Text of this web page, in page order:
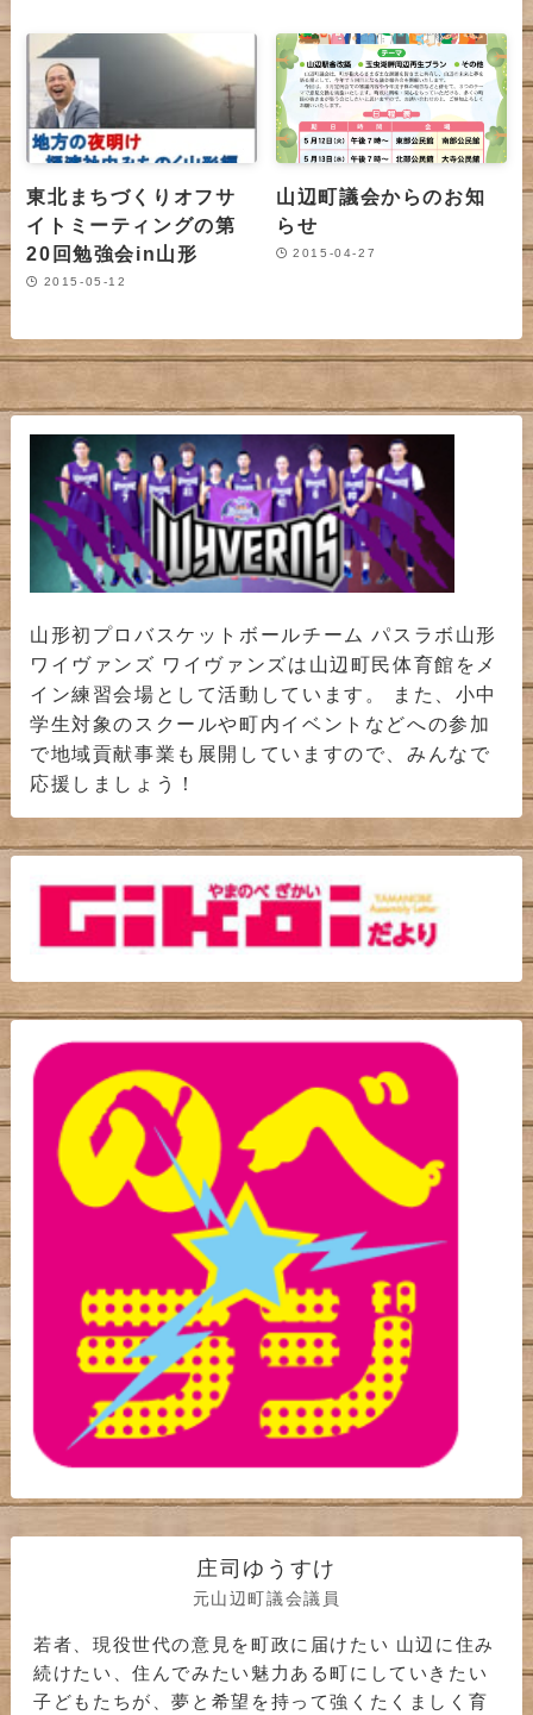
東北まちづくりオフサ
イトミーティングの第
20回勉強会in山形
2015-05-12
山辺町議会からのお知
らせ
2015-04-27
山形初プロバスケットボールチーム パスラボ山形
ワイヴァンズ ワイヴァンズは山辺町民体育館をメ
イン練習会場として活動しています。 また、小中
学生対象のスクールや町内イベントなどへの参加
で地域貢献事業も展開していますので、みんなで
応援しましょう！
庄司ゆうすけ
元山辺町議会議員
若者、現役世代の意見を町政に届けたい 山辺に住み
続けたい、住んでみたい魅力ある町にしていきたい
子どもたちが、夢と希望を持って強くたくましく育